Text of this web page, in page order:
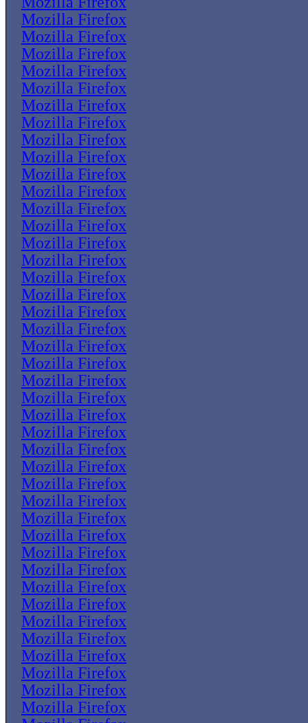
Mozilla Firefox
Mozilla Firefox
Mozilla Firefox
Mozilla Firefox
Mozilla Firefox
Mozilla Firefox
Mozilla Firefox
Mozilla Firefox
Mozilla Firefox
Mozilla Firefox
Mozilla Firefox
Mozilla Firefox
Mozilla Firefox
Mozilla Firefox
Mozilla Firefox
Mozilla Firefox
Mozilla Firefox
Mozilla Firefox
Mozilla Firefox
Mozilla Firefox
Mozilla Firefox
Mozilla Firefox
Mozilla Firefox
Mozilla Firefox
Mozilla Firefox
Mozilla Firefox
Mozilla Firefox
Mozilla Firefox
Mozilla Firefox
Mozilla Firefox
Mozilla Firefox
Mozilla Firefox
Mozilla Firefox
Mozilla Firefox
Mozilla Firefox
Mozilla Firefox
Mozilla Firefox
Mozilla Firefox
Mozilla Firefox
Mozilla Firefox
Mozilla Firefox